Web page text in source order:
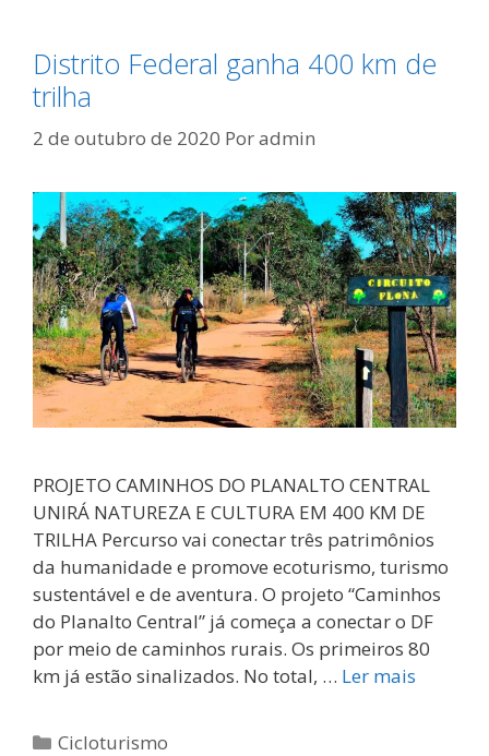
Distrito Federal ganha 400 km de
trilha
2 de outubro de 2020 Poradmin
PROJETO CAMINHOS DO PLANALTO CENTRAL
UNIRÁ NATUREZA E CULTURA EM 400 KM DE
TRILHA Percurso vai conectar três patrimônios
da humanidade e promove ecoturismo, turismo
sustentável e de aventura. O projeto “Caminhos
do Planalto Central” já começa a conectar o DF
por meio de caminhos rurais. Os primeiros 80
km já estão sinalizados. No total, … Ler mais
Categorias
Cicloturismo